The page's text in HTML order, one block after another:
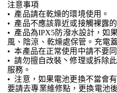
注意事項
• 產品請在乾燥的環境使用。
• 產品不應該靠近或接觸裸露
• 產品為IPX5防潑水設計，如
風、陰涼、乾燥處保管。充電
• 本產品在正常使用中請不要
• 請勿擅自改裝丶修理或拆除
服務。
• 注意，如果電池更換不當會
要請去專業維修點，更換電池